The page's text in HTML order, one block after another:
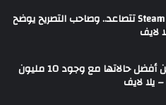
شائعة انسحاب اكسبوكس من Steam تتصاعد.. وصاحب التصريح يوضح
لايف
لعبة FC 26 تشهد حالياً واحدة من أفضل حالاتها مع وجود 10 مليون
يلا لايف